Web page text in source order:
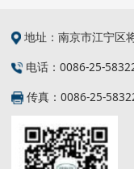
地址：南京市江宁区
电话：0086-25-
传真：0086-25-